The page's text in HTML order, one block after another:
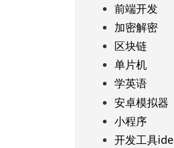
前端开发
加密解密
区块链
单片机
学英语
安卓模拟器
小程序
开发工具ide